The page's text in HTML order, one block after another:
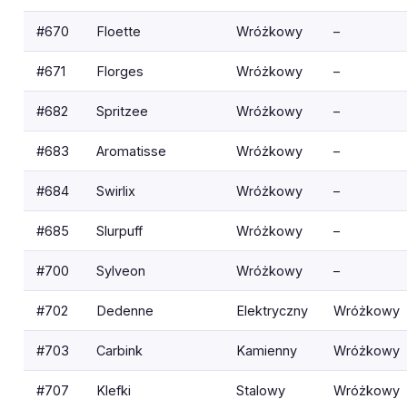
#670 Floette Wróżkowy –
#671 Florges Wróżkowy –
#682 Spritzee Wróżkowy –
#683 Aromatisse Wróżkowy –
#684 Swirlix Wróżkowy –
#685 Slurpuff Wróżkowy –
#700 Sylveon Wróżkowy –
#702 Dedenne Elektryczny Wróżkowy
#703 Carbink Kamienny Wróżkowy
#707 Klefki Stalowy Wróżkowy